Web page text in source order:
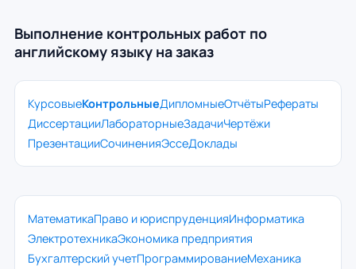
Выполнение контрольных работ по
английскому языку на заказ
КурсовыеКонтрольныеДипломныеОтчётыРефераты
ДиссертацииЛабораторныеЗадачиЧертёжи
ПрезентацииСочиненияЭссеДоклады
МатематикаПраво и юриспруденцияИнформатика
ЭлектротехникаЭкономика предприятия
Бухгалтерский учетПрограммированиеМеханика